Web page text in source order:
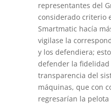
representantes del
considerado criterio
Smartmatic hacía
vigilase la
y los defendiera;
defender la
transparencia del
máquinas, que con
regresarían la